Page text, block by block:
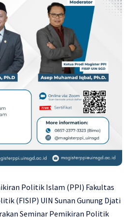
Politik Islam (PPI) Fakultas
(FISIP) UIN Sunan Gunung Djati
Seminar Pemikiran Politik